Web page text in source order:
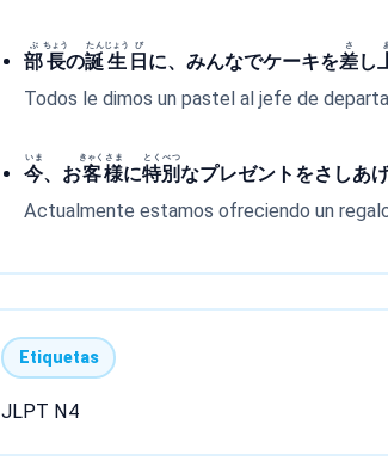
部
ぶ
長
ちょう
の誕
たん
生
じょう
日
び
に、みんなでケーキを差
さ
し
Todos le dimos un pastel al jefe de
今
いま
、お客
きゃく
様
さま
に特
とく
別
べつ
なプレゼントをさしあ
Actualmente estamos ofreciendo un
Etiquetas
JLPT N4